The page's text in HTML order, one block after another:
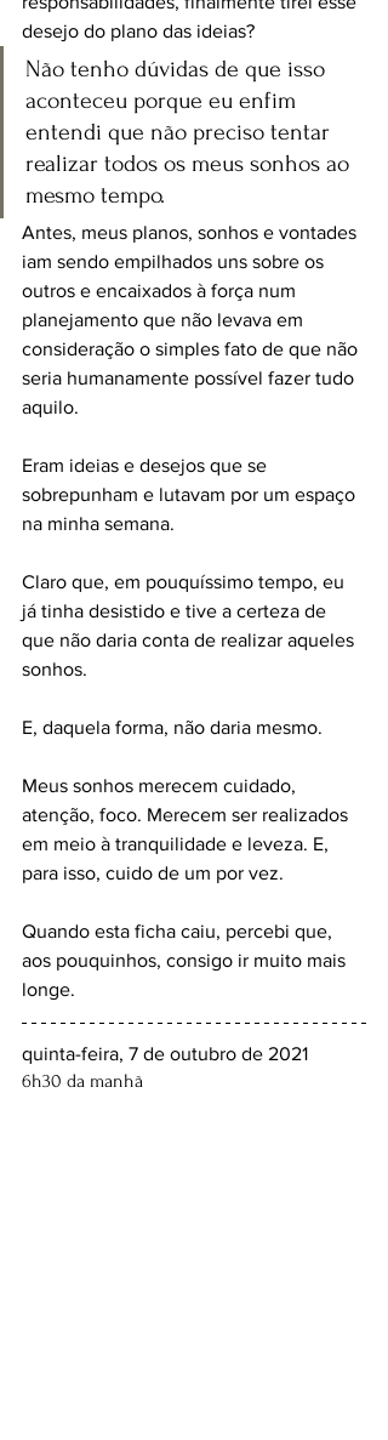
desejo do plano das ideias?
Não tenho dúvidas de que isso
aconteceu porque eu enfim
entendi que não preciso tentar
realizar todos os meus sonhos ao
mesmo tempo.
Antes, meus planos, sonhos e vontades
iam sendo empilhados uns sobre os
outros e encaixados à força num
planejamento que não levava em
consideração o simples fato de que não
seria humanamente possível fazer tudo
aquilo.
Eram ideias e desejos que se
sobrepunham e lutavam por um espaço
na minha semana.
Claro que, em pouquíssimo tempo, eu
já tinha desistido e tive a certeza de
que não daria conta de realizar aqueles
sonhos.
E, daquela forma, não daria mesmo.
Meus sonhos merecem cuidado,
atenção, foco. Merecem ser realizados
em meio à tranquilidade e leveza. E,
para isso, cuido de um por vez.
Quando esta ficha caiu, percebi que,
aos pouquinhos, consigo ir muito mais
longe.
quinta-feira, 7 de outubro de 2021
6h30 da manhã